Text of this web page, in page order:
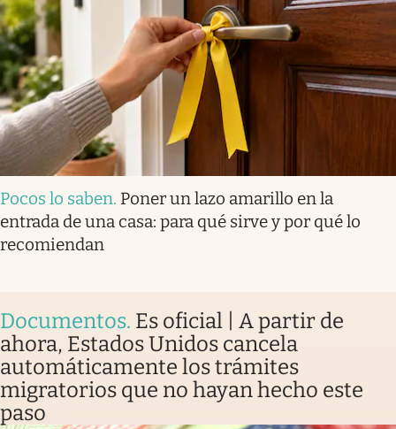
Pocos lo saben. Poner un lazo amarillo en la
entrada de una casa: para qué sirve y por qué lo
recomiendan
Documentos. Es oficial | A partir de
ahora, Estados Unidos cancela
automáticamente los trámites
migratorios que no hayan hecho este
paso